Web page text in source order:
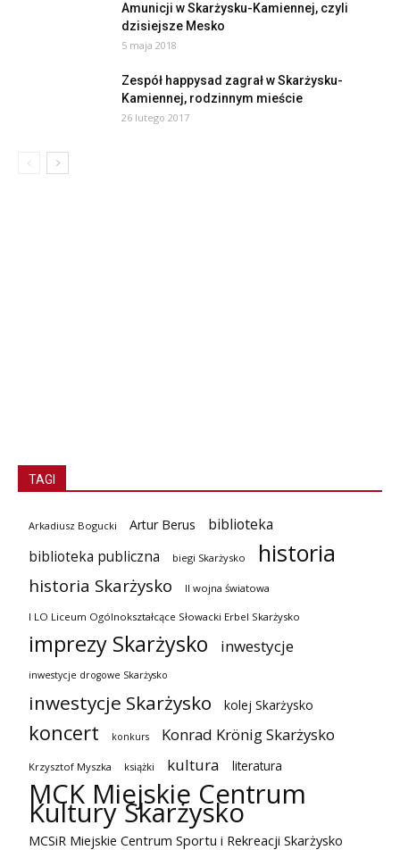
Amunicji w Skarżysku-Kamiennej, czyli
dzisiejsze Mesko
5 maja 2018
Zespół happysad zagrał w Skarżysku-
Kamiennej, rodzinnym mieście
26 lutego 2017
TAGI
Arkadiusz Bogucki Artur Berus
biblioteka
biblioteka publiczna
biegi Skarżysko historia
historia Skarżysko II wojna światowa
I LO Liceum Ogólnokształcące Słowacki Erbel Skarżysko
imprezy Skarżysko inwestycje
inwestycje drogowe Skarżysko
inwestycje Skarżysko kolej Skarżysko
koncert konkurs Konrad Krönig Skarżysko
Krzysztof Myszka książki kultura literatura
MCK Miejskie Centrum
Kultury Skarżysko
MCSiR Miejskie Centrum Sportu i Rekreacji Skarżysko